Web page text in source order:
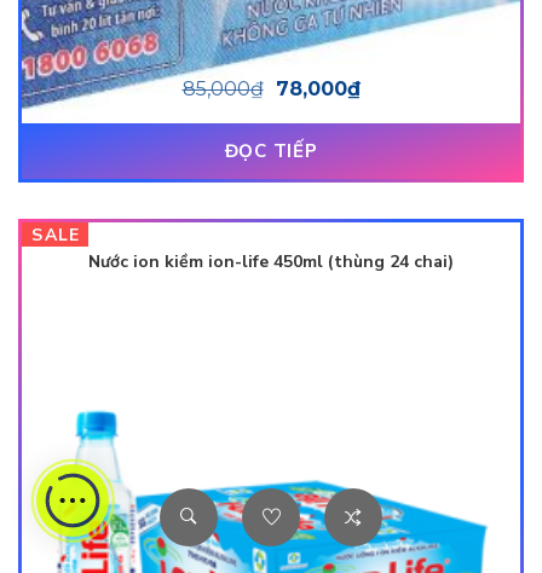
85,000₫ 78,000₫
ĐỌC TIẾP
SALE
Nước ion kiềm ion-life 450ml (thùng 24 chai)